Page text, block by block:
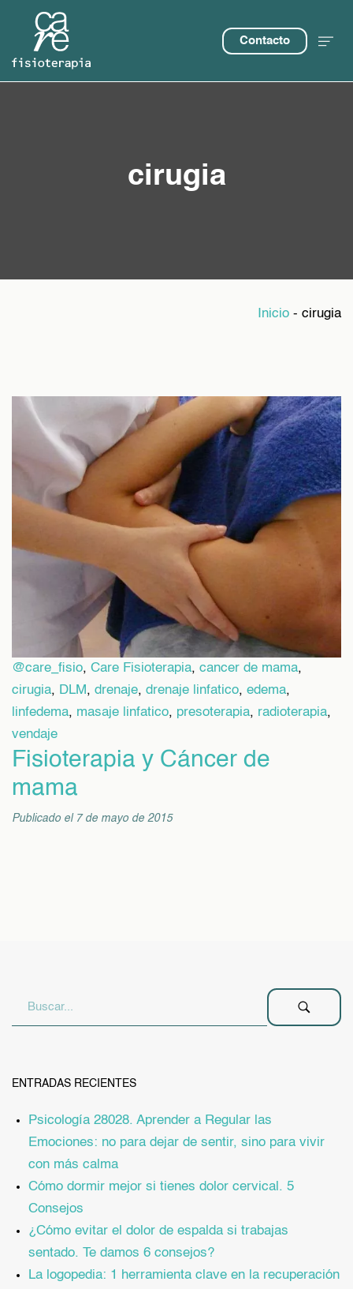
Contacto
cirugia
Inicio - cirugia
@care_fisio, Care Fisioterapia, cancer de mama,
cirugia, DLM, drenaje, drenaje linfatico, edema,
linfedema, masaje linfatico, presoterapia, radioterapia,
vendaje
Fisioterapia y Cáncer de
mama
Publicado el 7 de mayo de 2015
ENTRADAS RECIENTES
Psicología 28028. Aprender a Regular las
Emociones: no para dejar de sentir, sino para vivir
con más calma
Cómo dormir mejor si tienes dolor cervical. 5
Consejos
¿Cómo evitar el dolor de espalda si trabajas
sentado. Te damos 6 consejos?
La logopedia: 1 herramienta clave en la recuperación